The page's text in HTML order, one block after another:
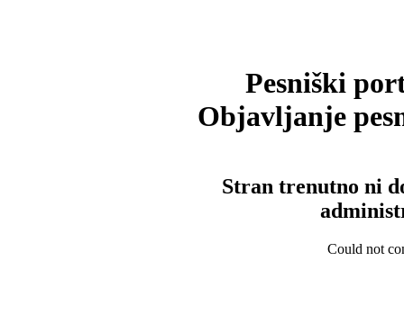
Pesniški
Objavljanje
Stran trenutno ni
Could not